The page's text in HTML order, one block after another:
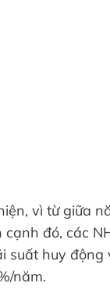
vì từ giữa
đó, các
suất huy
năm.